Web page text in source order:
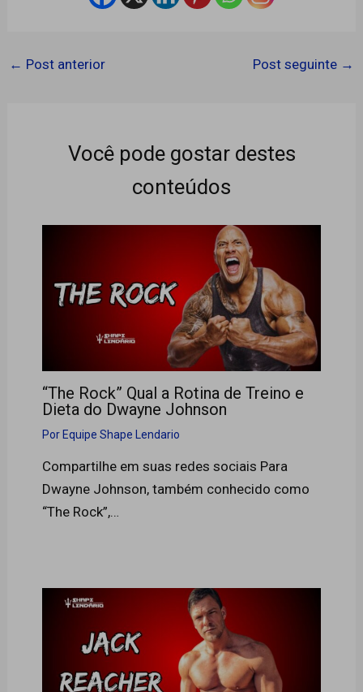
← Post anterior Post seguinte →
Você pode gostar destes
conteúdos
“The Rock” Qual a Rotina de Treino e
Dieta do Dwayne Johnson
Por Equipe Shape Lendario
Compartilhe em suas redes sociais Para
Dwayne Johnson, também conhecido como
“The Rock”,…